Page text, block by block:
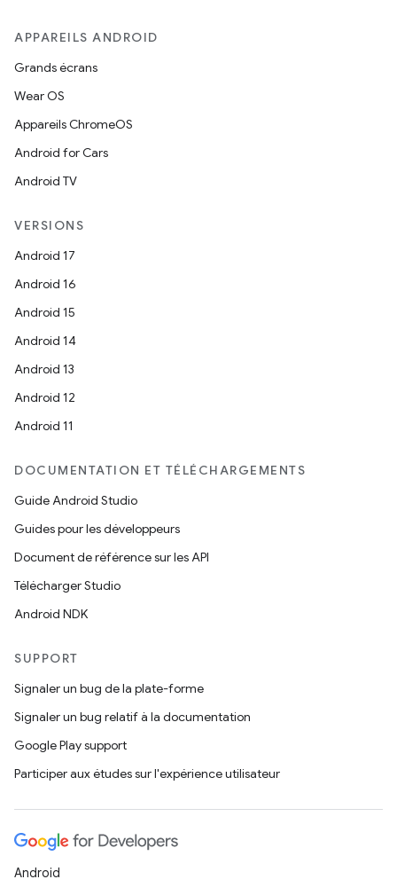
APPAREILS ANDROID
Grands écrans
Wear OS
Appareils ChromeOS
Android for Cars
Android TV
VERSIONS
Android 17
Android 16
Android 15
Android 14
Android 13
Android 12
Android 11
DOCUMENTATION ET TÉLÉCHARGEMENTS
Guide Android Studio
Guides pour les développeurs
Document de référence sur les API
Télécharger Studio
Android NDK
SUPPORT
Signaler un bug de la plate-forme
Signaler un bug relatif à la documentation
Google Play support
Participer aux études sur l'expérience utilisateur
Android